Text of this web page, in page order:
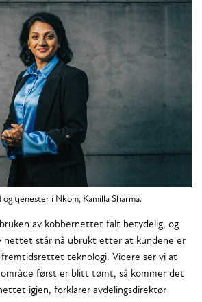
tjenester i Nkom, Kamilla Sharma.
av kobbernettet falt betydelig, og
nettet står nå ubrukt etter at kundene er
teknologi. Videre ser vi at
først er blitt tømt, så kommer det
igjen, forklarer avdelingsdirektør